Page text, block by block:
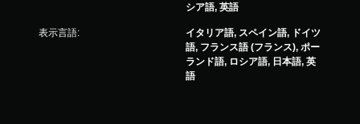
シア語, 英語
表示言語:
イタリア語, スペイン語, ドイツ
語, フランス語 (フランス), ポー
ランド語, ロシア語, 日本語, 英
語